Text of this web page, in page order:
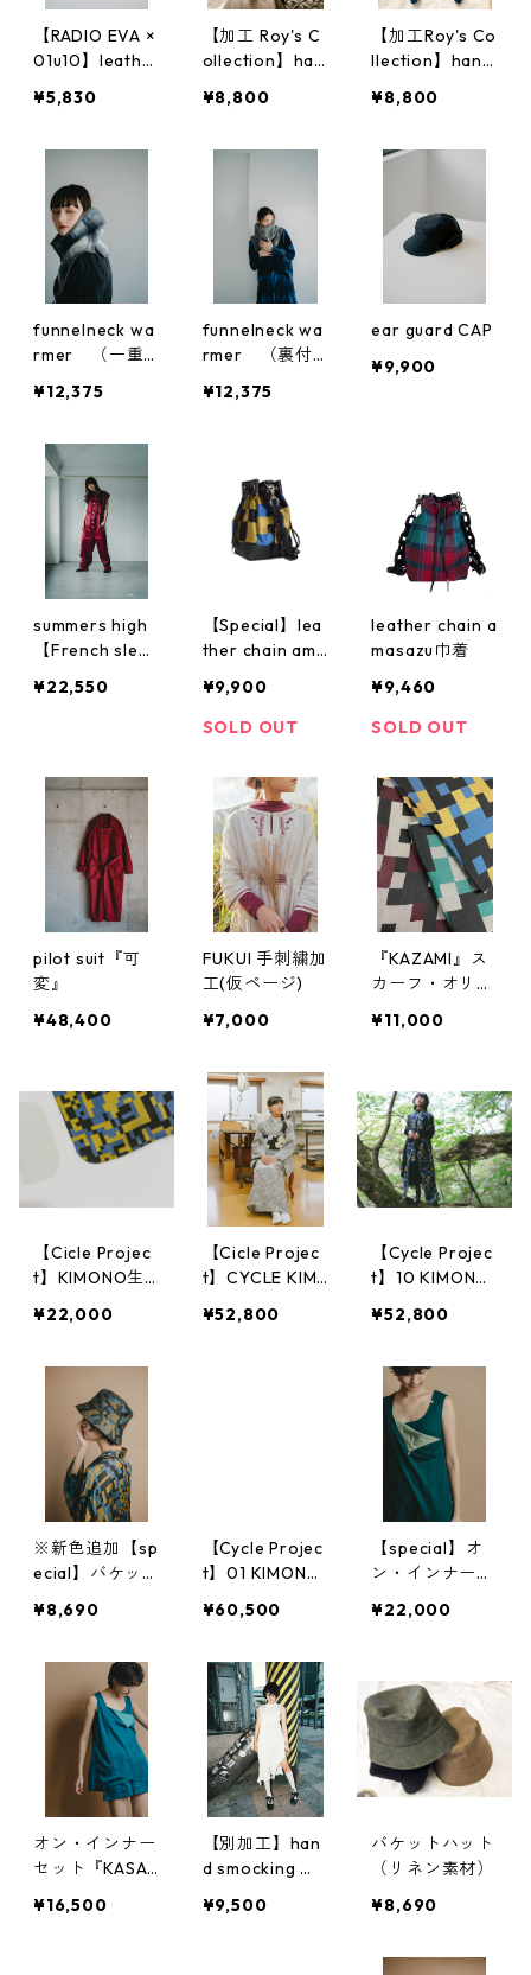
【RADIO EVA ×
01u10】leathe
¥5,830
【加工 Roy's C
ollection】han
ORU
¥8,800
【加工Roy's Co
llection】hand
UI
¥8,800
funnelneck wa
rmer （一重
¥12,375
funnelneck wa
rmer （裏付
¥12,375
ear guard CAP
¥9,900
summers high
【French sleev
GI】
¥22,550
【Special】lea
ther chain ama
¥9,900
SOLD OUT
leather chain a
masazu巾着
¥9,460
SOLD OUT
pilot suit『可
変』
¥48,400
FUKUI 手刺繍加
工(仮ページ)
¥7,000
『KAZAMI』ス
カーフ・オリジ
¥11,000
【Cicle Projec
t】KIMONO生
¥22,000
【Cicle Projec
t】CYCLE KIM
¥52,800
【Cycle Projec
t】10 KIMONO
¥52,800
※新色追加【sp
ecial】バケッ
¥8,690
【Cycle Projec
t】01 KIMONO
¥60,500
【special】オ
ン・インナー
E』super120`s
¥22,000
オン・インナー
セット『KASAN
¥16,500
【別加工】han
d smocking 『s
対応
¥9,500
バケットハット
（リネン素材）
¥8,690